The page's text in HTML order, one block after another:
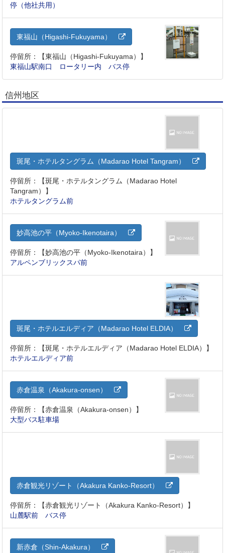
停（他社共用）
東福山（Higashi-Fukuyama）
停留所：【東福山（Higashi-Fukuyama）】
東福山駅南口 ロータリー内 バス停
信州地区
斑尾・ホテルタングラム（Madarao Hotel Tangram）
停留所：【斑尾・ホテルタングラム（Madarao Hotel
Tangram）】
ホテルタングラム前
妙高池の平（Myoko-Ikenotaira）
停留所：【妙高池の平（Myoko-Ikenotaira）】
アルペンブリックスパ前
斑尾・ホテルエルディア（Madarao Hotel ELDIA）
停留所：【斑尾・ホテルエルディア（Madarao Hotel ELDIA）】
ホテルエルディア前
赤倉温泉（Akakura-onsen）
停留所：【赤倉温泉（Akakura-onsen）】
大型バス駐車場
赤倉観光リゾート（Akakura Kanko-Resort）
停留所：【赤倉観光リゾート（Akakura Kanko-Resort）】
山麓駅前 バス停
新赤倉（Shin-Akakura）